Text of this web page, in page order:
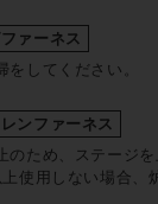
ァーネス
をしてください。
ンファーネス
のため、ステージ
使用しない場合、